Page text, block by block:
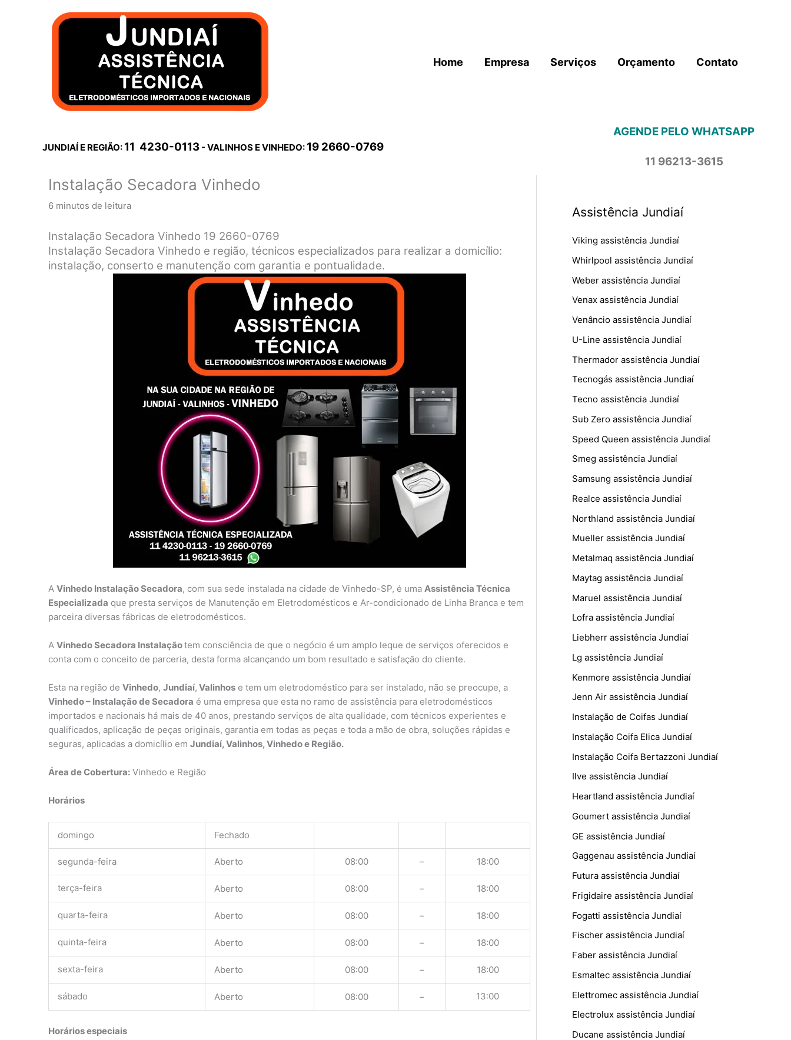
Home Empresa Serviços Orçamento Contato
JUNDIAÍ E REGIÃO: 11 4230-0113 - VALINHOS E VINHEDO: 19 2660-0769
AGENDE PELO WHATSAPP
11 96213-3615
Instalação Secadora Vinhedo
6 minutos de leitura
Instalação Secadora Vinhedo 19 2660-0769
Instalação Secadora Vinhedo e região, técnicos especializados para realizar a domicílio:
instalação, conserto e manutenção com garantia e pontualidade.
A Vinhedo Instalação Secadora, com sua sede instalada na cidade de Vinhedo-SP, é uma Assistência Técnica
Especializada que presta serviços de Manutenção em Eletrodomésticos e Ar-condicionado de Linha Branca e tem
parceira diversas fábricas de eletrodomésticos.
A Vinhedo Secadora Instalaçãotem consciência de que o negócio é um amplo leque de serviços oferecidos e
conta com o conceito de parceria, desta forma alcançando um bom resultado e satisfação do cliente.
Esta na região de Vinhedo, Jundiaí, Valinhos e tem um eletrodoméstico para ser instalado, não se preocupe, a
Vinhedo – Instalação de Secadora é uma empresa que esta no ramo de assistência para eletrodomésticos
importados e nacionais há mais de 40 anos, prestando serviços de alta qualidade, com técnicos experientes e
qualificados, aplicação de peças originais, garantia em todas as peças e toda a mão de obra, soluções rápidas e
seguras, aplicadas a domicílio em Jundiaí, Valinhos, Vinhedo e Região.
Área de Cobertura: Vinhedo e Região
Horários
domingo Fechado
segunda-feira Aberto 08:00 – 18:00
terça-feira Aberto 08:00 – 18:00
quarta-feira Aberto 08:00 – 18:00
quinta-feira Aberto 08:00 – 18:00
sexta-feira Aberto 08:00 – 18:00
sábado Aberto 08:00 – 13:00
Horários especiais
Assistência Jundiaí
Viking assistência Jundiaí
Whirlpool assistência Jundiaí
Weber assistência Jundiaí
Venax assistência Jundiaí
Venâncio assistência Jundiaí
U-Line assistência Jundiaí
Thermador assistência Jundiaí
Tecnogás assistência Jundiaí
Tecno assistência Jundiaí
Sub Zero assistência Jundiaí
Speed Queen assistência Jundiaí
Smeg assistência Jundiaí
Samsung assistência Jundiaí
Realce assistência Jundiaí
Northland assistência Jundiaí
Mueller assistência Jundiaí
Metalmaq assistência Jundiaí
Maytag assistência Jundiaí
Maruel assistência Jundiaí
Lofra assistência Jundiaí
Liebherr assistência Jundiaí
Lg assistência Jundiaí
Kenmore assistência Jundiaí
Jenn Air assistência Jundiaí
Instalação de Coifas Jundiaí
Instalação Coifa Elica Jundiaí
Instalação Coifa Bertazzoni Jundiaí
Ilve assistência Jundiaí
Heartland assistência Jundiaí
Goumert assistência Jundiaí
GE assistência Jundiaí
Gaggenau assistência Jundiaí
Futura assistência Jundiaí
Frigidaire assistência Jundiaí
Fogatti assistência Jundiaí
Fischer assistência Jundiaí
Faber assistência Jundiaí
Esmaltec assistência Jundiaí
Elettromec assistência Jundiaí
Electrolux assistência Jundiaí
Ducane assistência Jundiaí